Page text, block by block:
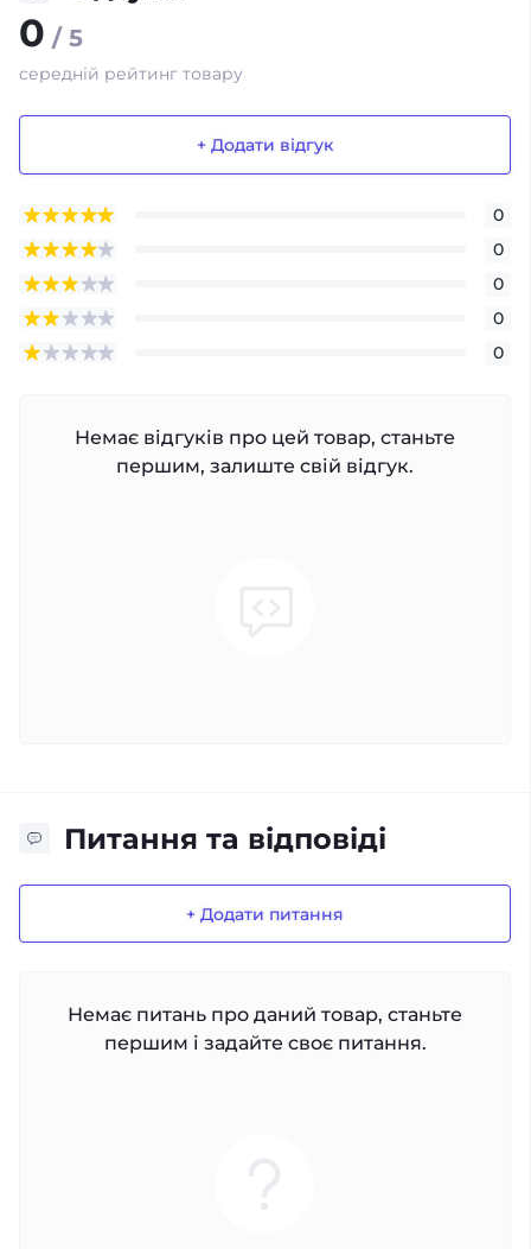
0 / 5
середній рейтинг товару
+ Додати відгук
0
0
0
0
0
Немає відгуків про цей товар, станьте
першим, залиште свій відгук.
Питання та відповіді
+ Додати питання
Немає питань про даний товар, станьте
першим і задайте своє питання.